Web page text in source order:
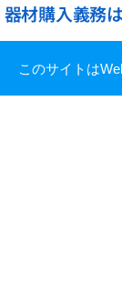
器材購入義務
ありません。レ
このサイトは